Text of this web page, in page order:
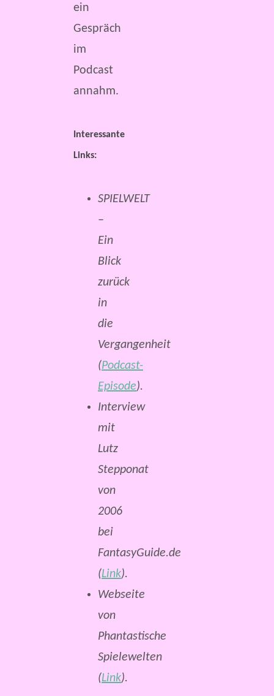
ein
Gespräch
im
Podcast
annahm.
Interessante
Links:
SPIELWELT
–
Ein
Blick
zurück
in
die
Vergangenheit
(Podcast-
Episode).
Interview
mit
Lutz
Stepponat
von
2006
bei
FantasyGuide.de
(Link).
Webseite
von
Phantastische
Spielewelten
(Link).